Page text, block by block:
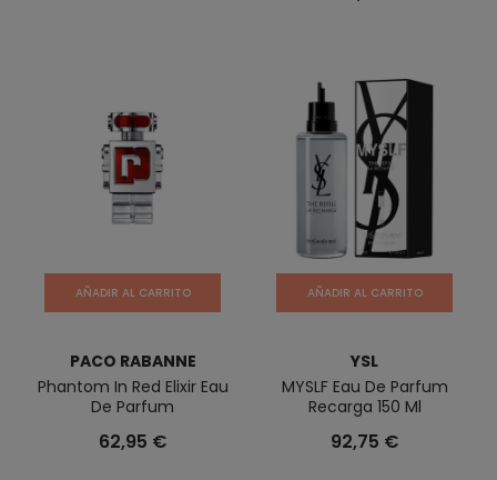
AÑADIR AL CARRITO
PACO RABANNE
Phantom In Red Elixir Eau
De Parfum
62,95 €
AÑADIR AL CARRITO
YSL
MYSLF Eau De Parfum
Recarga 150 Ml
92,75 €